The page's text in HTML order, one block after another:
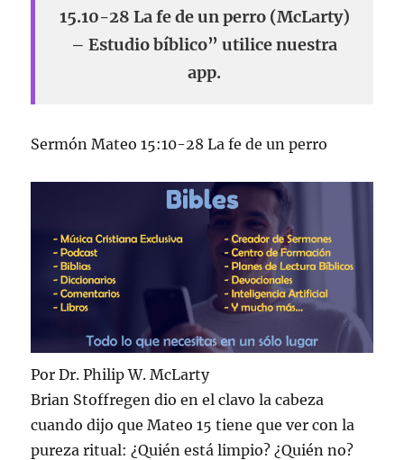
15.10-28 La fe de un perro (McLarty)
– Estudio bíblico” utilice nuestra
app.
Sermón Mateo 15:10-28 La fe de un perro
Por Dr. Philip W. McLarty
Brian Stoffregen dio en el clavo la cabeza
cuando dijo que Mateo 15 tiene que ver con la
pureza ritual: ¿Quién está limpio? ¿Quién no?